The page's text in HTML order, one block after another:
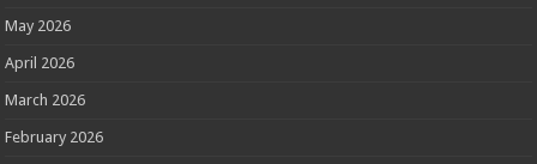
May 2026
April 2026
March 2026
February 2026